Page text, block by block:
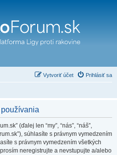
Prihlásiť sa
Vytvoriť účet
(ďalej len “my”, “nás”, “náš”,
súhlasíte s právnym vymedzením
s právnym vymedzením všetkých
neregistrujte a nevstupujte a/alebo